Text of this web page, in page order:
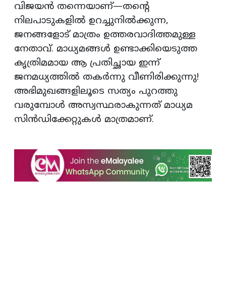
വിജയൻ തന്നെയാണ്—തന്റെ
നിലപാടുകളിൽ ഉറച്ചുനിൽക്കുന്ന,
ജനങ്ങളോട് മാത്രം ഉത്തരവാദിത്തമുള്ള
നേതാവ്. മാധ്യമങ്ങൾ ഉണ്ടാക്കിയെടുത്ത
കൃത്രിമമായ ആ പ്രതിച്ഛായ ഇന്ന്
ജനമധ്യത്തിൽ തകർന്നു വീണിരിക്കുന്നു!
അഭിമുഖങ്ങളിലൂടെ സത്യം പുറത്തു
വരുമ്പോൾ അസ്വസ്ഥരാകുന്നത് മാധ്യമ
സിൻഡിക്കേറ്റുകൾ മാത്രമാണ്.